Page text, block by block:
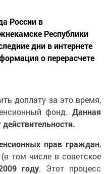
России в
Республики
дни в интернете
о перерасчете
доплату за это время,
фонд. Данная
прав граждан,
том числе в советское
году. Этот процесс